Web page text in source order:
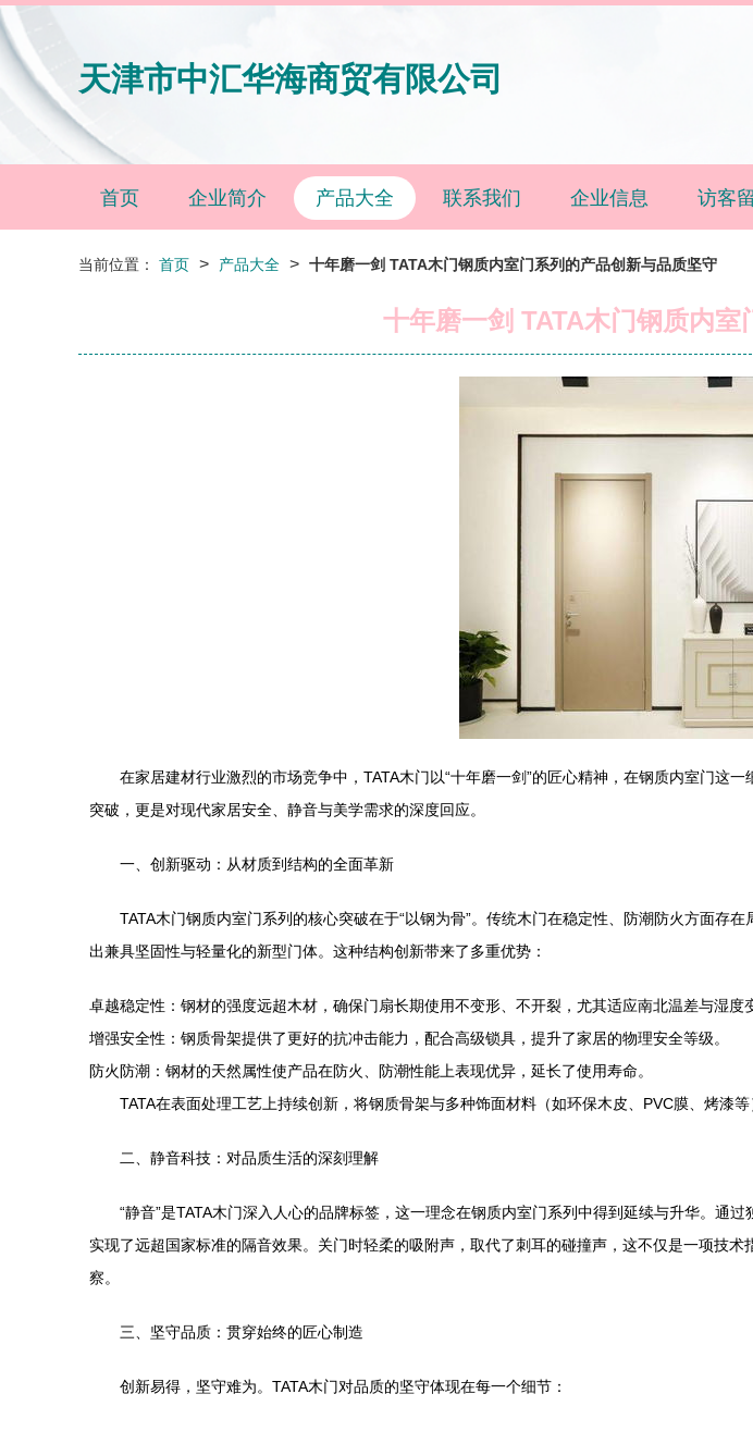
天津市中汇华海商贸有限公司
首页 企业简介 产品大全 联系我们 企业信息 访客
当前位置： 首页 > 产品大全 > 十年磨一剑 TATA木门钢质内室门系列的产品创新与品质坚守
十年磨一剑 TATA木门钢质内
在家居建材行业激烈的市场竞争中，TATA木门以“十年磨一剑”的匠心精神，在钢质内室门这
突破，更是对现代家居安全、静音与美学需求的深度回应。
一、创新驱动：从材质到结构的全面革新
TATA木门钢质内室门系列的核心突破在于“以钢为骨”。传统木门在稳定性、防潮防火方面存
出兼具坚固性与轻量化的新型门体。这种结构创新带来了多重优势：
卓越稳定性：钢材的强度远超木材，确保门扇长期使用不变形、不开裂，尤其适应南北温差与湿度
增强安全性：钢质骨架提供了更好的抗冲击能力，配合高级锁具，提升了家居的物理安全等级。
防火防潮：钢材的天然属性使产品在防火、防潮性能上表现优异，延长了使用寿命。
TATA在表面处理工艺上持续创新，将钢质骨架与多种饰面材料（如环保木皮、PVC膜、烤漆
二、静音科技：对品质生活的深刻理解
“静音”是TATA木门深入人心的品牌标签，这一理念在钢质内室门系列中得到延续与升华。通
实现了远超国家标准的隔音效果。关门时轻柔的吸附声，取代了刺耳的碰撞声，这不仅是一项技
察。
三、坚守品质：贯穿始终的匠心制造
创新易得，坚守难为。TATA木门对品质的坚守体现在每一个细节：